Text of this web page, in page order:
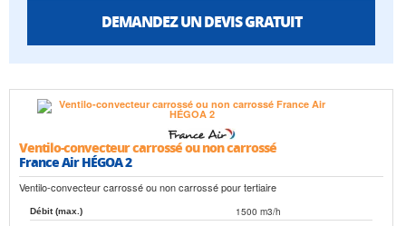
DEMANDEZ UN DEVIS GRATUIT
Ventilo-convecteur carrossé ou non carrossé
France Air HÉGOA 2
Ventilo-convecteur carrossé ou non carrossé pour tertiaire
Débit (max.) 1500 m3/h